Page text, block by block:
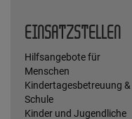
EINSATZSTELLEN
Hilfsangebote für
Menschen
Kindertagesbetreuung &
Schule
Kinder und Jugendliche